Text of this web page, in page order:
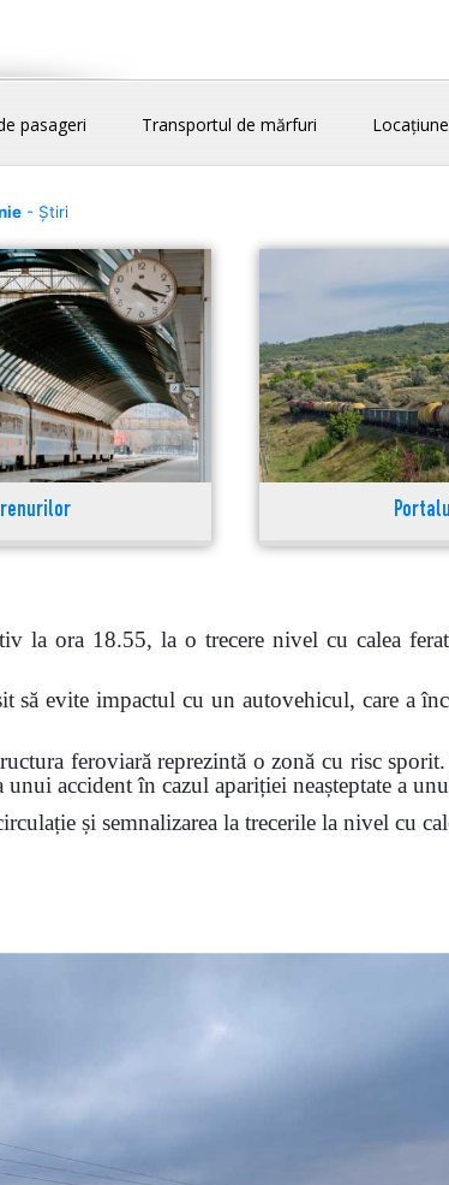
pasageri Transportul de mărfuri
- Știri
la ora 18.55, la o trecere nivel cu calea
evite impactul cu un autovehicul, care a
feroviară reprezintă o zonă cu risc
accident în cazul apariției neașteptate a
și semnalizarea la trecerile la nivel cu